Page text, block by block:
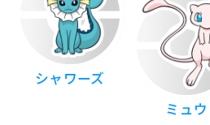
シャワーズ
ミュウ